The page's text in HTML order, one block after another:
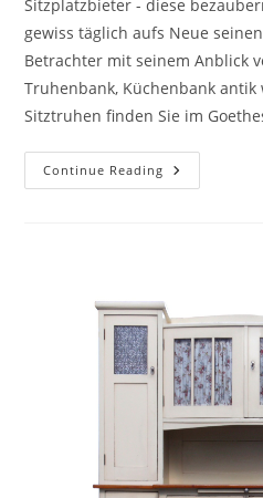
Sitzplatzbieter - diese
gewiss täglich aufs Neue
Betrachter mit seinem Anblick
Truhenbank, Küchenbank
Sitztruhen finden Sie im
Continue Reading